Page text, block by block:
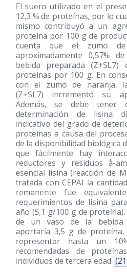
El suero utilizado en el
12,3 % de proteínas, por lo
mismo contribuyó a un
proteína por 100 g de
cuenta que el zumo de
aproximadamente 0,57%
bebida preparada
proteínas por 100 g. En
con el zumo de naranja,
(Z+SL7) incrementó su
Además, se debe tener
determinación de lisina
indicativo del grado de
proteínas a causa del
de la disponibilidad biológica
que fácilmente hay
reductores y residuos å-
esencial lisina (reacción de
tratada con CEPAI la
remanente fue
requerimientos de lisina
año (5,1 g/100 g de
de un vaso de la bebida
aportaría 3,5 g de proteína,
representar hasta un
recomendadas de
individuos de tercera edad